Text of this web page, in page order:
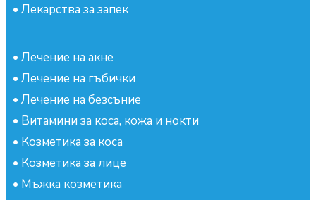
• Лекарства за запек
• Лечение на акне
• Лечение на гъбички
• Лечение на безсъние
• Витамини за коса, кожа и нокти
• Козметика за коса
• Козметика за лице
• Мъжка козметика